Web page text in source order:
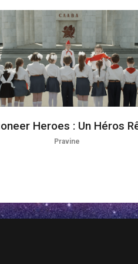
Heroes : Un Héros
Pravine